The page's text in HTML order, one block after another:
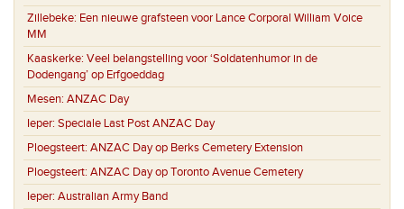
Zillebeke: Een nieuwe grafsteen voor Lance Corporal William Voice
MM
Kaaskerke: Veel belangstelling voor ‘Soldatenhumor in de
Dodengang’ op Erfgoeddag
Mesen: ANZAC Day
Ieper: Speciale Last Post ANZAC Day
Ploegsteert: ANZAC Day op Berks Cemetery Extension
Ploegsteert: ANZAC Day op Toronto Avenue Cemetery
Ieper: Australian Army Band